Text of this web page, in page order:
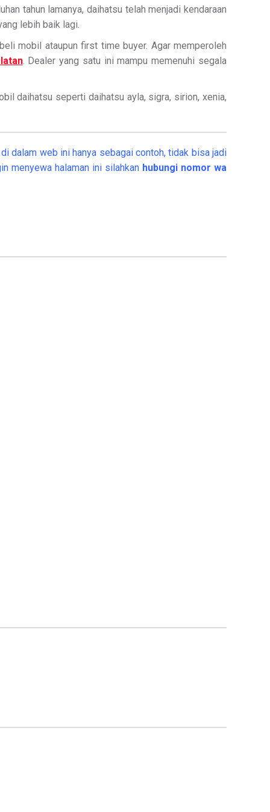
tahun lamanya, daihatsu telah menjadi kendaraan
lebih baik lagi.
mobil ataupun first time buyer. Agar memperoleh
. Dealer yang satu ini mampu memenuhi segala
daihatsu seperti daihatsu ayla, sigra, sirion, xenia,
dalam web ini hanya sebagai contoh, tidak bisa jadi
menyewa halaman ini silahkan hubungi nomor wa